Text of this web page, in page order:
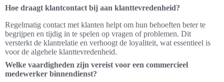
Hoe draagt klantcontact bij aan klanttevredenheid?
Regelmatig contact met klanten helpt om hun behoeften beter te
begrijpen en tijdig in te spelen op vragen of problemen. Dit
versterkt de klantrelatie en verhoogt de loyaliteit, wat essentieel is
voor de algehele klanttevredenheid.
Welke vaardigheden zijn vereist voor een commercieel
medewerker binnendienst?